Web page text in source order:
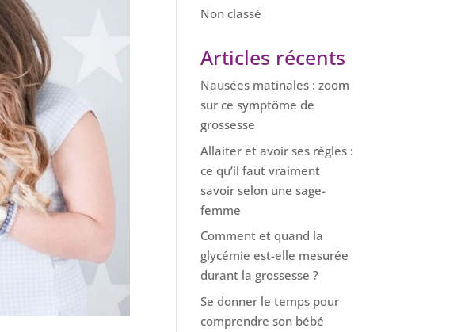
Non classé
Articles récents
Nausées matinales : zoom
sur ce symptôme de
grossesse
Allaiter et avoir ses règles :
ce qu’il faut vraiment
savoir selon une sage-
femme
Comment et quand la
glycémie est-elle mesurée
durant la grossesse ?
Se donner le temps pour
comprendre son bébé